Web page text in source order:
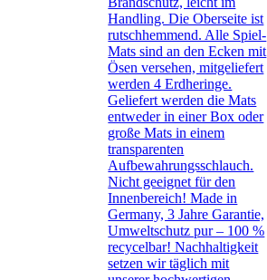
Handling. Die Oberseite ist
rutschhemmend. Alle Spiel-
Mats sind an den Ecken mit
Ösen versehen, mitgeliefert
werden 4 Erdheringe.
Geliefert werden die Mats
entweder in einer Box oder
große Mats in einem
transparenten
Aufbewahrungsschlauch.
Nicht geeignet für den
Innenbereich! Made in
Germany, 3 Jahre Garantie,
Umweltschutz pur – 100 %
recycelbar! Nachhaltigkeit
setzen wir täglich mit